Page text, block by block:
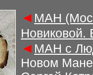
◄ МАН
Новиковой.
◄ МАН с
Новом